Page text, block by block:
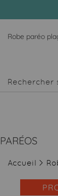
Robe paréo
PARÉOS
Accueil >